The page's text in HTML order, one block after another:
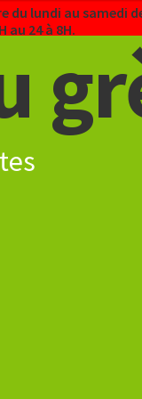
lundi au samedi de
au 24 à 8H.